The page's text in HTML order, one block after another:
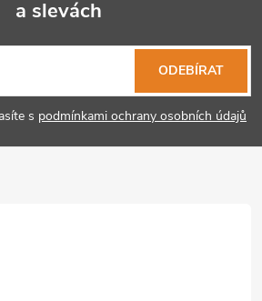
a slevách
s podmínkami ochrany osobních údajů
ODEBÍRAT